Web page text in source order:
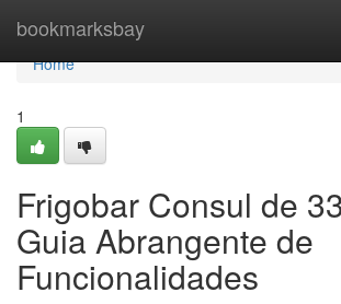
bookmarksbay
Home
Home
1
Frigobar Consul de
Guia Abrangente de
Funcionalidades